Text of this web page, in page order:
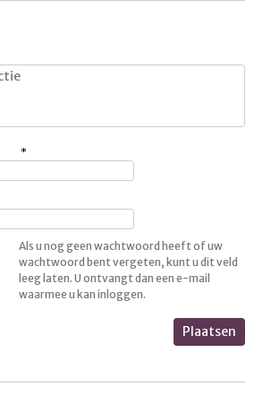
Als u nog geen wachtwoord heeft of uw
wachtwoord bent vergeten, kunt u dit veld
leeg laten. U ontvangt dan een e-mail
waarmee u kan inloggen.
Plaatsen